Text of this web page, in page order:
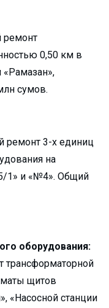
ремонт
0,50 км в
сумов.
ремонт 3-х единиц
на
1» и «№4». Общий
оборудования:
трансформаторной
щитов
«Насосной станции